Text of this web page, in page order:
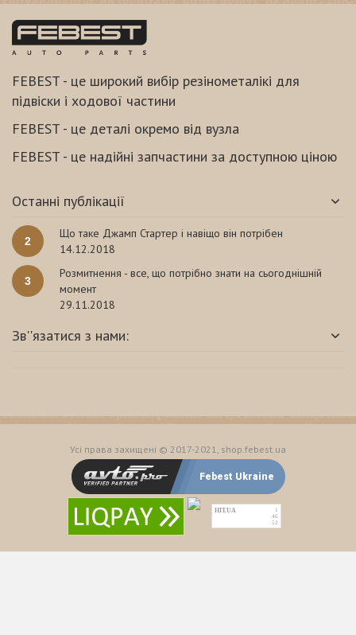
FEBEST - це широкий вибір резінометалікі для
підвіски і ходової частини
FEBEST - це деталі окремо від вузла
FEBEST - це надійні запчастини за доступною ціною
Останні публікації
2
Що таке Джамп Стартер і навіщо він потрібен
14.12.2018
3
Розмитнення - все, що потрібно знати на сьогоднішній
момент
29.11.2018
Зв''язатися з нами:
Усі права захищені © 2017-2021, shop.febest.ua
Febest Ukraine
HIT.UA
1
46
52